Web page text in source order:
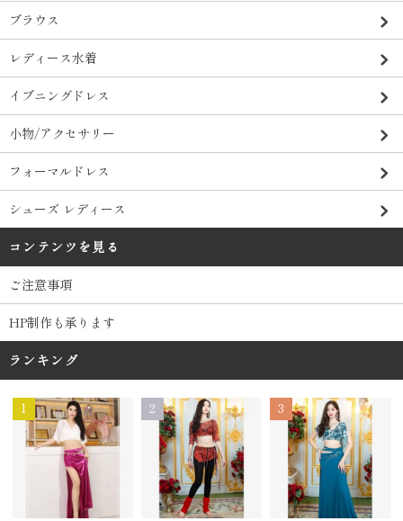
ブラウス
レディース水着
イブニングドレス
小物/アクセサリー
フォーマルドレス
シューズ レディース
コンテンツを見る
ご注意事項
HP制作も承ります
ランキング
1 2 3